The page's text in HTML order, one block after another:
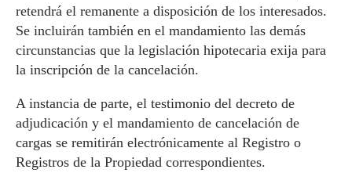
retendrá el remanente a disposición de los interesados.
Se incluirán también en el mandamiento las demás
circunstancias que la legislación hipotecaria exija para
la inscripción de la cancelación.
A instancia de parte, el testimonio del decreto de
adjudicación y el mandamiento de cancelación de
cargas se remitirán electrónicamente al Registro o
Registros de la Propiedad correspondientes.